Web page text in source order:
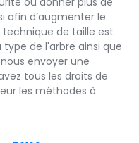
afin d’augmenter le
de taille est
de l'arbre ainsi que
envoyer une
tous les droits de
les méthodes à